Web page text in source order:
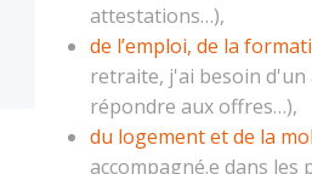
attestations…),
de l’emploi, de la
retraite, j'ai besoin d'un
répondre aux offres…),
du logement et de la
accompagné.e dans les